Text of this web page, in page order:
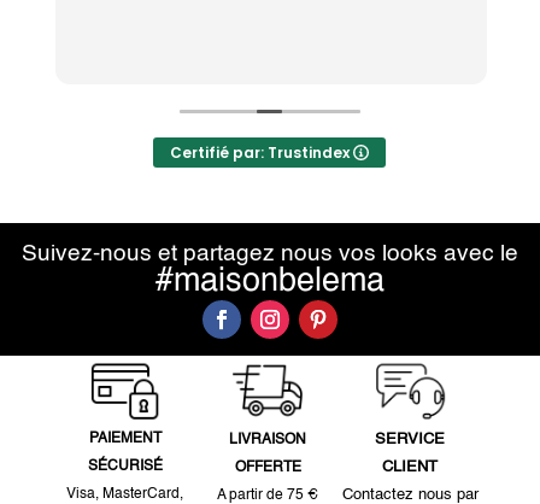
Certifié par: Trustindex
Suivez-nous et partagez nous vos looks avec le
#maisonbelema
PAIEMENT
SÉCURISÉ
Visa, MasterCard,
LIVRAISON
OFFERTE
A partir de 75 €
SERVICE
CLIENT
Contactez nous par